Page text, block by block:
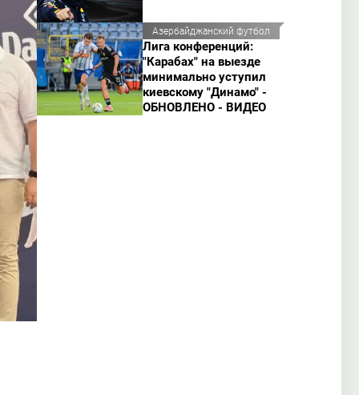
Азербайджанский футбол
Лига конференций:
"Карабах" на выезде
минимально уступил
киевскому "Динамо" -
ОБНОВЛЕНО - ВИДЕО